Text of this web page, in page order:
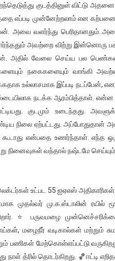
குடத்தினுள் விட்டு அதனை
எப்படி முன்னேற்றலாம் என கற்பனை
அவை வளர்ந்து
அவற்றை விற்று இன்னொரு
அதில் வேலை செய்ய பல
நகைகளையும் வாங்கி
உல்லாசமாக இப்படி நடப்பேன்,
நடக்க ஆரம்பித்தாள்.
குடமும் உடைந்தது.
நிலை ஏற்பட்டது. அப்போதுதான்
என்பதை உணர்ந்தாள். எந்த
நினைவுகள் வந்தால் நஷ்டமே
உட்பட 55 ஐஏஎஸ் அதிகாரிகள்
முதல்வர் மு.க.ஸ்டாலின் ரயில்
⭐ பருவமழை
மழைநீர் வடிகால்கள் மற்றும்
பணிகள் மேற்கொள்ளப்பட்டு
நாள் த்ரில் தொடர்கிறது. 🏀ஈட்டி